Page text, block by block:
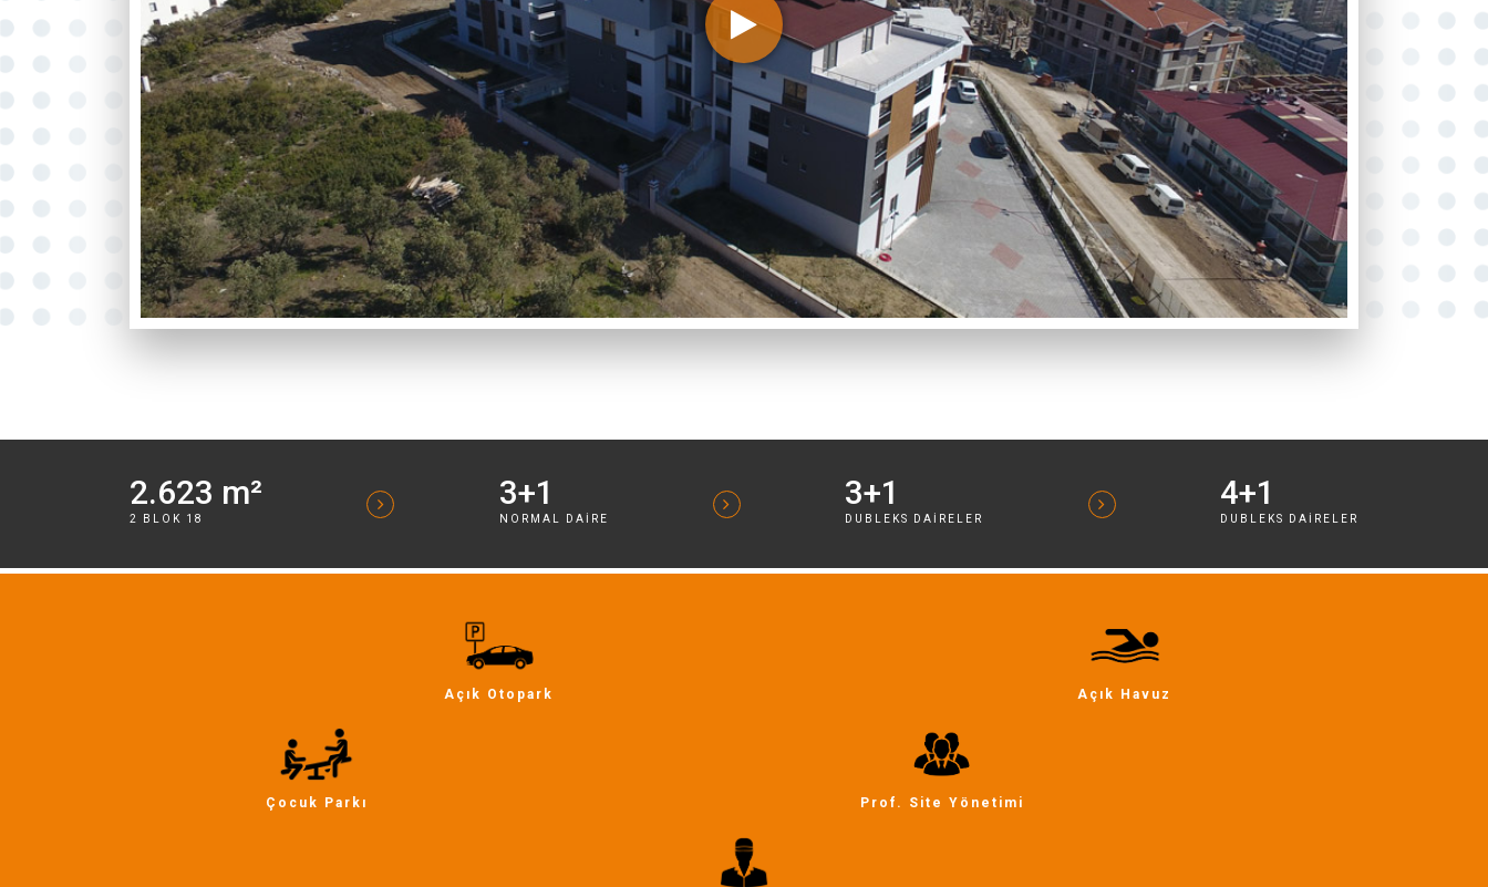
2.623 m²
2 BLOK 18
3+1
NORMAL DAIRE
3+1
DUBLEKS DAIRELER
4+1
DUBLEKS DAIRELER
Açık Otopark Açık Havuz
Çocuk Parkı Prof. Site Yönetimi